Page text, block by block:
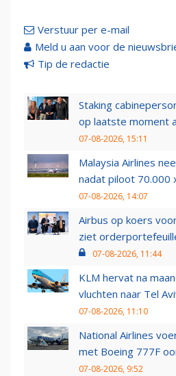
Verstuur per e-mail
Meld u aan voor de
Tip de redactie
Staking
op laatste moment
07-08-2026, 15:11
Malaysia Airlines
nadat piloot 70.000
07-08-2026, 14:07
Airbus op koers
ziet
07-08-2026, 11:44
KLM hervat na
vluchten naar Tel
07-08-2026, 11:10
National Airlines
met Boeing 777F
07-08-2026, 9:52